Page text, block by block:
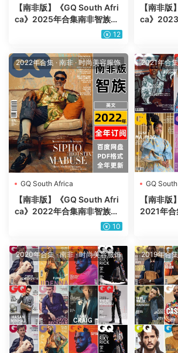
【南非版】《GQ South Afri
ca》2025年合集南非智族男
士时尚潮流服饰时装穿搭PDF
12
【南非
ca》2023
士时尚
2022年合集 · 南非·时尚美容服饰
GQ South Africa
【南非版】《GQ South Afri
ca》2022年合集南非智族男
士时尚潮流服饰时装穿搭PDF
10
2021年合集
GQ
【南非
2021年合
饰时装
2020年合集·南非·时尚美容服饰 2019年合集